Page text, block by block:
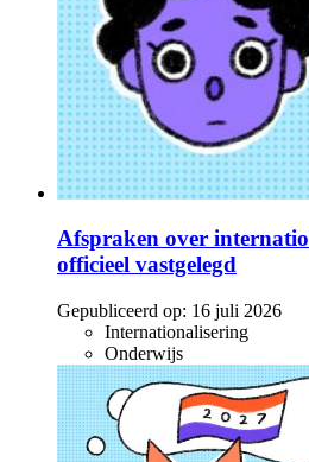
Afspraken over
officieel vastgelegd
Gepubliceerd op: 16 juli 2026
Internationalisering
Onderwijs